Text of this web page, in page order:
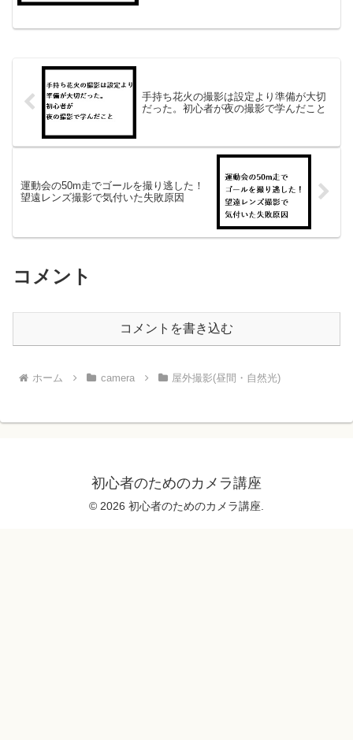
い」と思い込み、夕空ではなく人物ばか
手持ち花火の撮影は設定より準備が大切
だった。初心者が夜の撮影で学んだこと
運動会の50m走でゴールを撮り逃した！
望遠レンズ撮影で気付いた失敗原因
コメント
コメントを書き込む
ホーム camera 屋外撮影(昼間・自然光)
初心者のためのカメラ講座
© 2026 初心者のためのカメラ講座.